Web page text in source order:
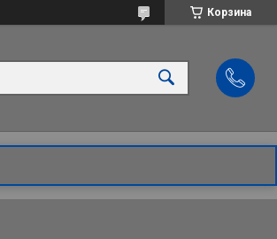
Корзина